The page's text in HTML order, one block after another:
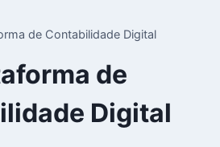
de Contabilidade Digital
de
Digital